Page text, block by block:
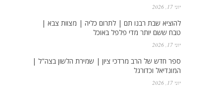
יוני 17, 2026
להוציא שבת רבנו תם | לתרום כליה | מצוות צבא |
טבח ששם יותר מדי פלפל באוכל
יוני 17, 2026
ספר חדש של הרב מרדכי ציון | שמירת הלשון בצה"ל |
המונדיאל וכדורגל
יוני 17, 2026